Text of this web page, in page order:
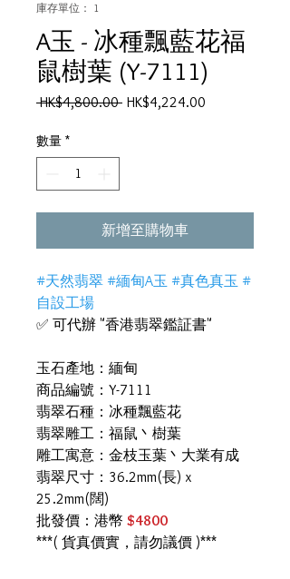
庫存單位： 1
A玉 - 冰種飄藍花福
鼠樹葉 (Y-7111)
HK$4,800.00 一HK$4,224.00
數量 *
新增至購物車
#天然翡翠 #緬甸A玉 #真色真玉 #
自設工場
✅ 可代辦 "香港翡翠鑑証書"
玉石產地：緬甸
商品編號：Y-7111
翡翠石種：冰種飄藍花
翡翠雕工：福鼠丶樹葉
雕工寓意：金枝玉葉丶大業有成
翡翠尺寸：36.2mm(長) x
25.2mm(闊)
批發價：港幣 $4800
***( 貨真價實，請勿議價 )***